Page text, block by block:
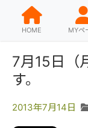
HOME MYペ
7月15日（
す。
2013年7月14日